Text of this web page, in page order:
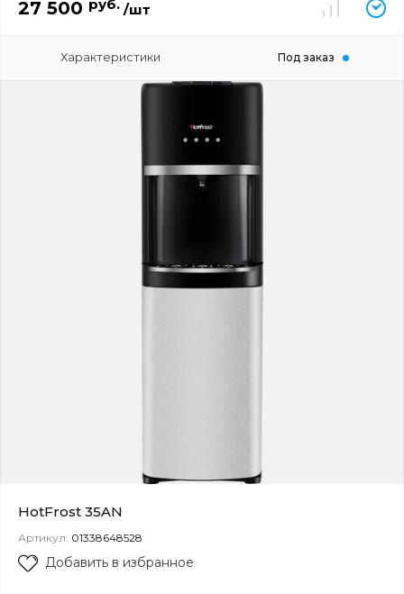
27 500 руб. /шт
Характеристики Под заказ
HotFrost 35AN
Артикул: 01338648528
Добавить в избранное